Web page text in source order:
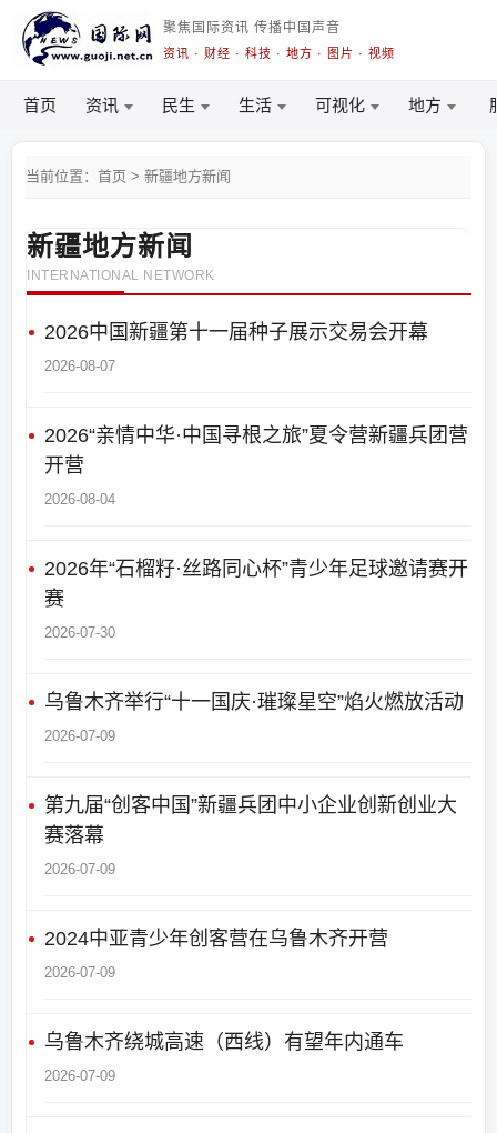
聚焦国际资讯 传播中国声音
资讯 · 财经 · 科技 · 地方 · 图片 · 视频
首页 资讯 民生 生活 可视化 地方
当前位置：首页 > 新疆地方新闻
新疆地方新闻
INTERNATIONAL NETWORK
2026中国新疆第十一届种子展示交易会开幕
2026-08-07
2026“亲情中华·中国寻根之旅”夏令营新疆兵团营
开营
2026-08-04
2026年“石榴籽·丝路同心杯”青少年足球邀请赛开
赛
2026-07-30
乌鲁木齐举行“十一国庆·璀璨星空”焰火燃放活动
2026-07-09
第九届“创客中国”新疆兵团中小企业创新创业大
赛落幕
2026-07-09
2024中亚青少年创客营在乌鲁木齐开营
2026-07-09
乌鲁木齐绕城高速（西线）有望年内通车
2026-07-09